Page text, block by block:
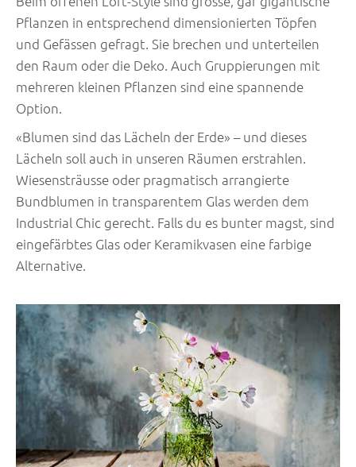
Pflanzen in entsprechend dimensionierten Töpfen
und Gefässen gefragt. Sie brechen und unterteilen
den Raum oder die Deko. Auch Gruppierungen mit
mehreren kleinen Pflanzen sind eine spannende
Option.
«Blumen sind das Lächeln der Erde» – und dieses
Lächeln soll auch in unseren Räumen erstrahlen.
Wiesensträusse oder pragmatisch arrangierte
Bundblumen in transparentem Glas werden dem
Industrial Chic gerecht. Falls du es bunter magst, sind
eingefärbtes Glas oder Keramikvasen eine farbige
Alternative.